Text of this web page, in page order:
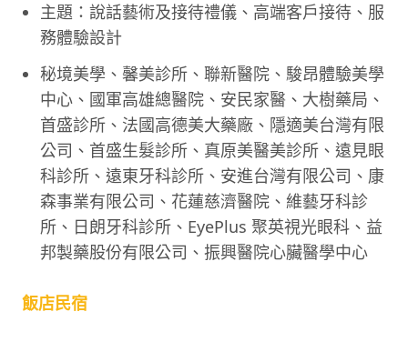
主題：說話藝術及接待禮儀、高端客戶接待、服
務體驗設計
秘境美學、馨美診所、聯新醫院、駿昂體驗美學
中心、國軍高雄總醫院、安民家醫、大樹藥局、
首盛診所、法國高德美大藥廠、隱適美台灣有限
公司、首盛生髮診所、真原美醫美診所、遠見眼
科診所、遠東牙科診所、安進台灣有限公司、康
森事業有限公司、花蓮慈濟醫院、維藝牙科診
所、日朗牙科診所、EyePlus 聚英視光眼科、益
邦製藥股份有限公司、振興醫院心臟醫學中心
飯店民宿